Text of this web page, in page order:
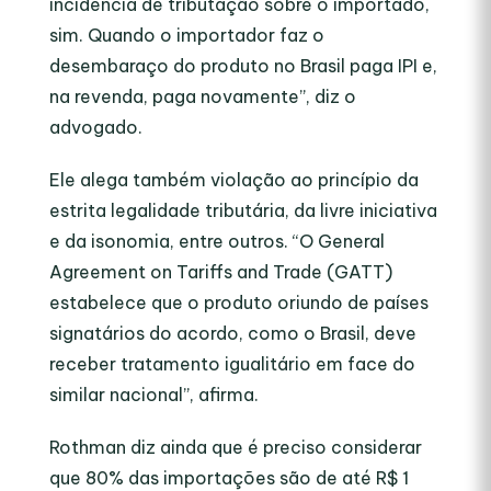
incidência de tributação sobre o importado,
sim. Quando o importador faz o
desembaraço do produto no Brasil paga IPI e,
na revenda, paga novamente”, diz o
advogado.
Ele alega também violação ao princípio da
estrita legalidade tributária, da livre iniciativa
e da isonomia, entre outros. “O General
Agreement on Tariffs and Trade (GATT)
estabelece que o produto oriundo de países
signatários do acordo, como o Brasil, deve
receber tratamento igualitário em face do
similar nacional”, afirma.
Rothman diz ainda que é preciso considerar
que 80% das importações são de até R$ 1